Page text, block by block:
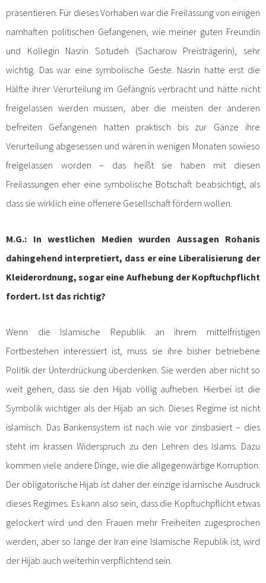
präsentieren. Für dieses Vorhaben war die Freilassung von einigen
namhaften politischen Gefangenen, wie meiner guten Freundin
und Kollegin Nasrin Sotudeh (Sacharow Preisträgerin), sehr
wichtig. Das war eine symbolische Geste. Nasrin hatte erst die
Hälfte ihrer Verurteilung im Gefängnis verbracht und hätte nicht
freigelassen werden müssen, aber die meisten der anderen
befreiten Gefangenen hatten praktisch bis zur Gänze ihre
Verurteilung abgesessen und wären in wenigen Monaten sowieso
freigelassen worden – das heißt sie haben mit diesen
Freilassungen eher eine symbolische Botschaft beabsichtigt, als
dass sie wirklich eine offenere Gesellschaft fördern wollen.
M.G.: In westlichen Medien wurden Aussagen Rohanis
dahingehend interpretiert, dass er eine Liberalisierung der
Kleiderordnung, sogar eine Aufhebung der Kopftuchpflicht
fordert. Ist das richtig?
Wenn die Islamische Republik an ihrem mittelfristigen
Fortbestehen interessiert ist, muss sie ihre bisher betriebene
Politik der Unterdrückung überdenken. Sie werden aber nicht so
weit gehen, dass sie den Hijab völlig aufheben. Hierbei ist die
Symbolik wichtiger als der Hijab an sich. Dieses Regime ist nicht
islamisch. Das Bankensystem ist nach wie vor zinsbasiert – dies
steht im krassen Widerspruch zu den Lehren des Islams. Dazu
kommen viele andere Dinge, wie die allgegenwärtige Korruption.
Der obligatorische Hijab ist daher der einzige islamische Ausdruck
dieses Regimes. Es kann also sein, dass die Kopftuchpflicht etwas
gelockert wird und den Frauen mehr Freiheiten zugesprochen
werden, aber so lange der Iran eine Islamische Republik ist, wird
der Hijab auch weiterhin verpflichtend sein.